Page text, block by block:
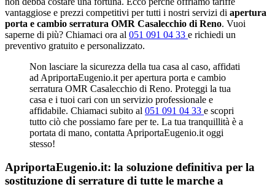
vantaggiose e prezzi competitivi per tutti i nostri servizi di apertura
porta e cambio serratura OMR Casalecchio di Reno. Vuoi
saperne di più? Chiamaci ora al 051 091 04 33 e richiedi un
preventivo gratuito e personalizzato.
Non lasciare la sicurezza della tua casa al caso, affidati
ad ApriportaEugenio.it per apertura porta e cambio
serratura OMR Casalecchio di Reno. Proteggi la tua
casa e i tuoi cari con un servizio professionale e
affidabile. Chiamaci subito al 051 091 04 33 e scopri
tutto ciò che possiamo fare per te. La tua tranquillità è a
portata di mano, contatta ApriportaEugenio.it oggi
stesso!
ApriportaEugenio.it: la soluzione definitiva per la
sostituzione di serrature di tutte le marche a